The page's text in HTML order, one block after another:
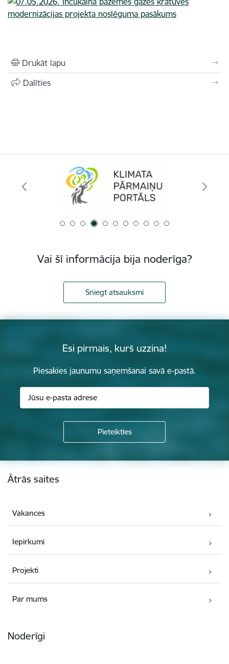
Drukāt lapu
Dalīties
Vai šī informācija bija noderīga?
Sniegt atsauksmi
Esi pirmais, kurš uzzina!
Piesakies jaunumu saņemšanai savā e-pastā.
Kājene
Ātrās saites
Vakances
Iepirkumi
Projekti
Par mums
Noderīgi